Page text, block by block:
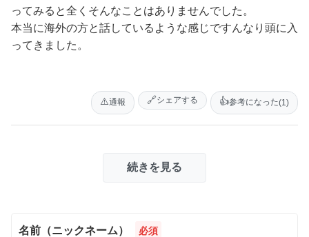
ってみると全くそんなことはありませんでした。
本当に海外の方と話しているような感じですんなり頭に入
ってきました。
👍参考になった(1)
🔗シェアする
⚠️通報
続きを見る
名前（ニックネーム） 必須